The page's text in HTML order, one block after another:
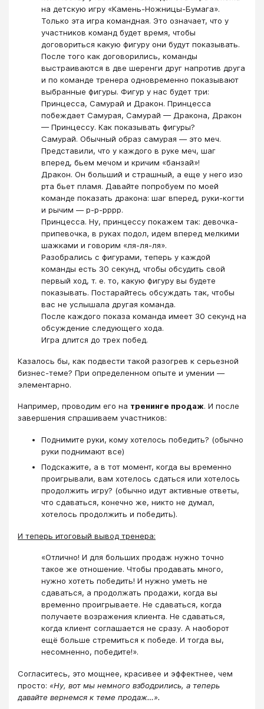
на детскую игру «Камень-Ножницы-Бумага».
Только эта игра командная. Это означает, что у
участников команд будет время, чтобы
договориться какую фигуру они будут показывать.
После того как договорились, команды
выстраиваются в две шеренги друг напротив друга
и по команде тренера одновременно показывают
выбранные фигуры. Фигур у нас будет три:
Принцесса, Самурай и Дракон. Принцесса
побеждает Самурая, Самурай — Дракона, Дракон
— Принцессу. Как показывать фигуры?
Самурай. Обычный образ самурая — это меч.
Представили, что у каждого в руке меч, шаг
вперед, бьем мечом и кричим «банзай»!
Дракон. Он больший и страшный, а еще у него изо
рта бьет пламя. Давайте попробуем по моей
команде показать дракона: шаг вперед, руки-когти
и рычим — р-р-рррр.
Принцесса. Ну, принцессу покажем так: девочка-
припевочка, в руках подол, идем вперед мелкими
шажками и говорим «ля-ля-ля».
Разобрались с фигурами, теперь у каждой
команды есть 30 секунд, чтобы обсудить свой
первый ход, т. е. то, какую фигуру вы будете
показывать. Постарайтесь обсуждать так, чтобы
вас не услышала другая команда.
После каждого показа команда имеет 30 секунд на
обсуждение следующего хода.
Игра длится до трех побед.
Казалось бы, как подвести такой разогрев к серьезной
бизнес-теме? При определенном опыте и умении —
элементарно.
Например, проводим его на тренинге продаж. И после
завершения спрашиваем участников:
Поднимите руки, кому хотелось победить? (обычно
руки поднимают все)
Подскажите, а в тот момент, когда вы временно
проигрывали, вам хотелось сдаться или хотелось
продолжить игру? (обычно идут активные ответы,
что сдаваться, конечно же, никто не думал,
хотелось продолжить и победить).
И теперь итоговый вывод тренера:
«Отлично! И для больших продаж нужно точно
такое же отношение. Чтобы продавать много,
нужно хотеть победить! И нужно уметь не
сдаваться, а продолжать продажи, когда вы
временно проигрываете. Не сдаваться, когда
получаете возражения клиента. Не сдаваться,
когда клиент соглашается не сразу. А наоборот
ещё больше стремиться к победе. И тогда вы,
несомненно, победите!».
Согласитесь, это мощнее, красивее и эффектнее, чем
просто: «Ну, вот мы немного взбодрились, а теперь
давайте вернемся к теме продаж…».